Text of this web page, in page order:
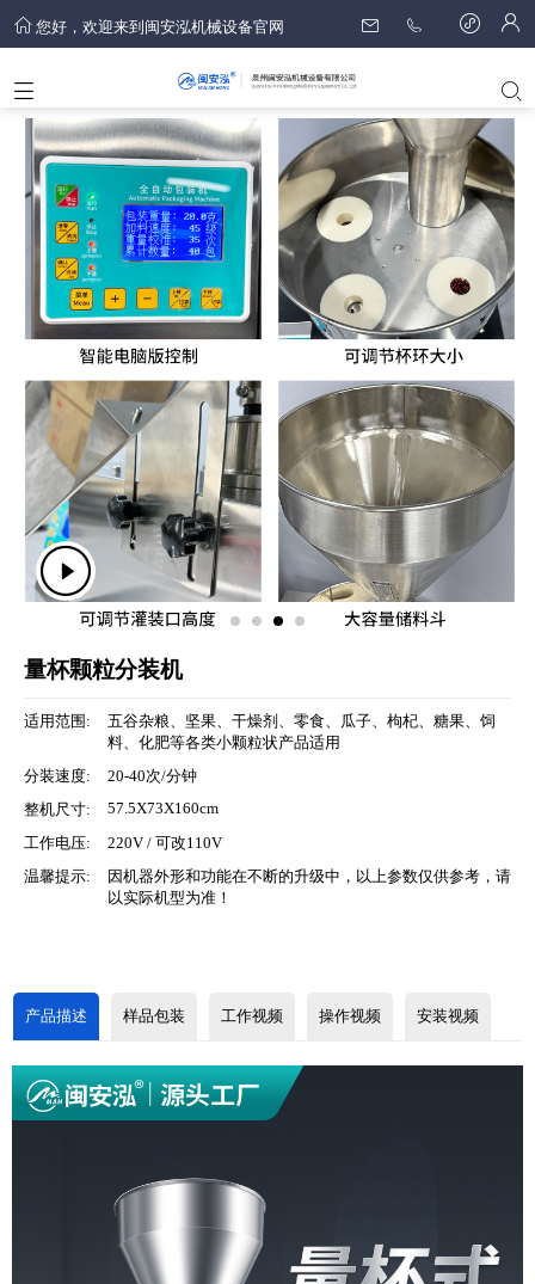
您好，欢迎来到闽安泓机械设备官网
量杯颗粒分装机
适用范围:
五谷杂粮、坚果、干燥剂、零食、瓜子、枸杞、糖果、饲
料、化肥等各类小颗粒状产品适用
分装速度:
20-40次/分钟
整机尺寸:
57.5X73X160cm
工作电压:
220V / 可改110V
温馨提示:
因机器外形和功能在不断的升级中，以上参数仅供参考，请
以实际机型为准！
产品描述 样品包装 工作视频 操作视频 安装视频